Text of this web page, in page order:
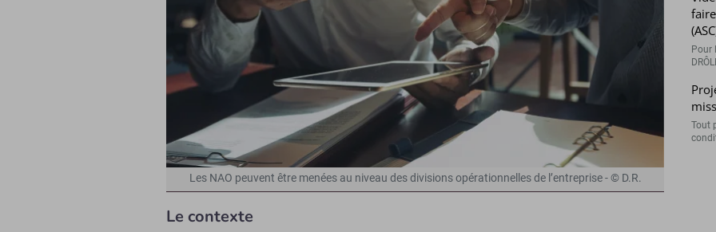
Les NAO peuvent être menées au niveau des divisions opérationnelles de l’entreprise - © D.R.
Le contexte
Pour
Tout